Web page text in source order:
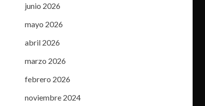
junio 2026
mayo 2026
abril 2026
marzo 2026
febrero 2026
noviembre 2024